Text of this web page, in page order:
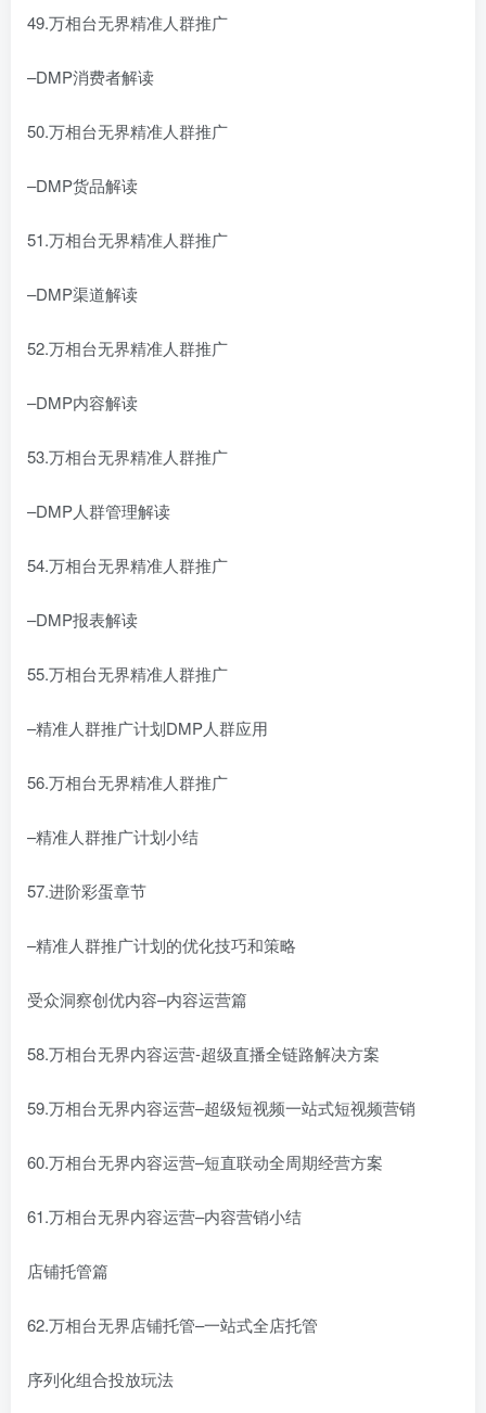
49.万相台无界精准人群推广
–DMP消费者解读
50.万相台无界精准人群推广
–DMP货品解读
51.万相台无界精准人群推广
–DMP渠道解读
52.万相台无界精准人群推广
–DMP内容解读
53.万相台无界精准人群推广
–DMP人群管理解读
54.万相台无界精准人群推广
–DMP报表解读
55.万相台无界精准人群推广
–精准人群推广计划DMP人群应用
56.万相台无界精准人群推广
–精准人群推广计划小结
57.进阶彩蛋章节
–精准人群推广计划的优化技巧和策略
受众洞察创优内容–内容运营篇
58.万相台无界内容运营-超级直播全链路解决方案
59.万相台无界内容运营–超级短视频一站式短视频营销
60.万相台无界内容运营–短直联动全周期经营方案
61.万相台无界内容运营–内容营销小结
店铺托管篇
62.万相台无界店铺托管–一站式全店托管
序列化组合投放玩法